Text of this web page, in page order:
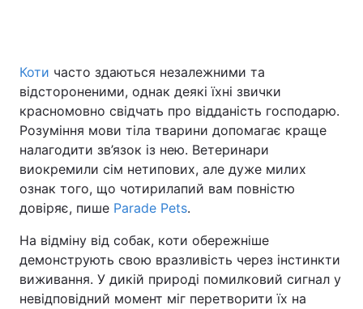
Головна Війна
Україна Політика
Економіка Світ
Спорт Наука
Техно і зв'язок
Зброя Інциденти
Здоров'я Туризм
Коти часто здаються незалежними та
відстороненими, однак деякі їхні звички
красномовно свідчать про відданість господарю.
Розуміння мови тіла тварини допомагає краще
налагодити зв’язок із нею. Ветеринари
виокремили сім нетипових, але дуже милих
ознак того, що чотирилапий вам повністю
довіряє, пише Parade Pets.
На відміну від собак, коти обережніше
демонструють свою вразливість через інстинкти
виживання. У дикій природі помилковий сигнал у
невідповідний момент міг перетворити їх на